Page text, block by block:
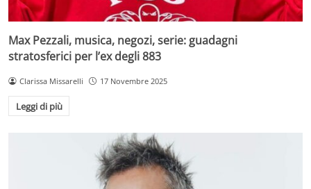
Max Pezzali, musica, negozi, serie: guadagni
stratosferici per l’ex degli 883
Clarissa Missarelli 17 Novembre 2025
Leggi di più